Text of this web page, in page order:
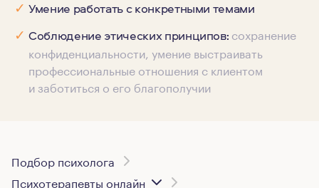
✓ Умение работать с конкретными темами
✓ Соблюдение этических принципов: сохранение
конфиденциальности, умение выстраивать
профессиональные отношения с клиентом
и заботиться о его благополучии
Подбор психолога
Психотерапевты онлайн